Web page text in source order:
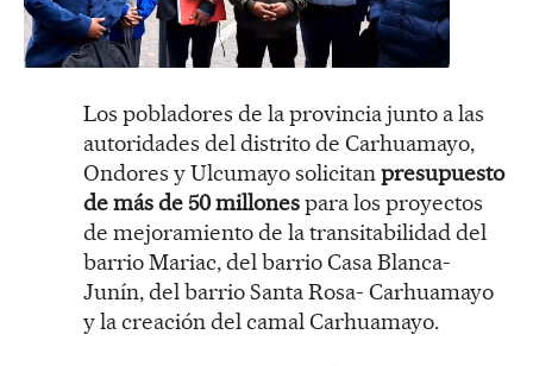
Los pobladores de la provincia junto a las
autoridades del distrito de Carhuamayo,
Ondores y Ulcumayo solicitanpresupuesto
de más de 50 millonespara los proyectos
de mejoramiento de la transitabilidad del
barrio Mariac, del barrio Casa Blanca-
Junín, del barrio Santa Rosa- Carhuamayo
y la creación del camal Carhuamayo.